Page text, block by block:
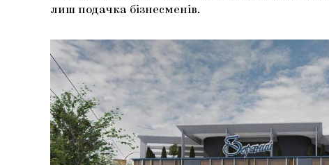
лиш подачка бізнесменів.